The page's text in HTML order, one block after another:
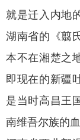
就是迁入内地
湖南省的《翦
本不在湘楚之
即现在的新疆
是当时高昌王
南维吾尔族的血